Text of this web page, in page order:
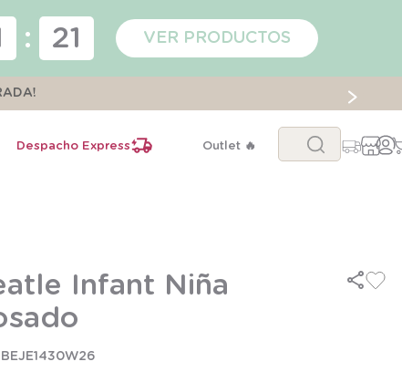
: 20 VER PRODUCTOS
Despacho Express Outlet 🔥
Buscar...
Infant Niña
BEJE1430W26